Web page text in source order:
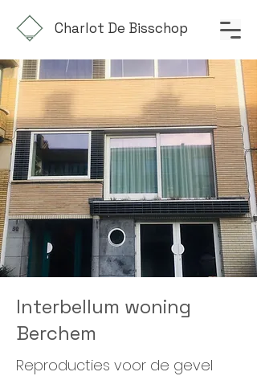
Charlot De Bisschop
Interbellum woning
Berchem
Reproducties voor de gevel